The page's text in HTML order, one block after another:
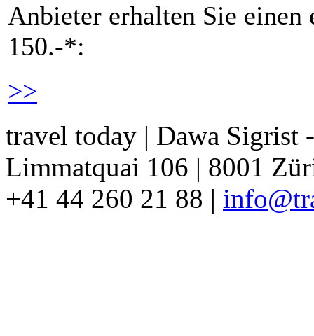
Anbieter erhalten Sie
150.-*:
>>
travel today | Dawa Sigrist
Limmatquai 106 | 8001
+41 44 260 21 88 |